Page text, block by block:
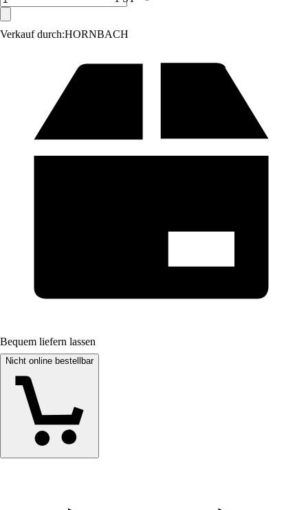
Verkauf durch:HORNBACH
Bequem liefern lassen
Nicht online bestellbar